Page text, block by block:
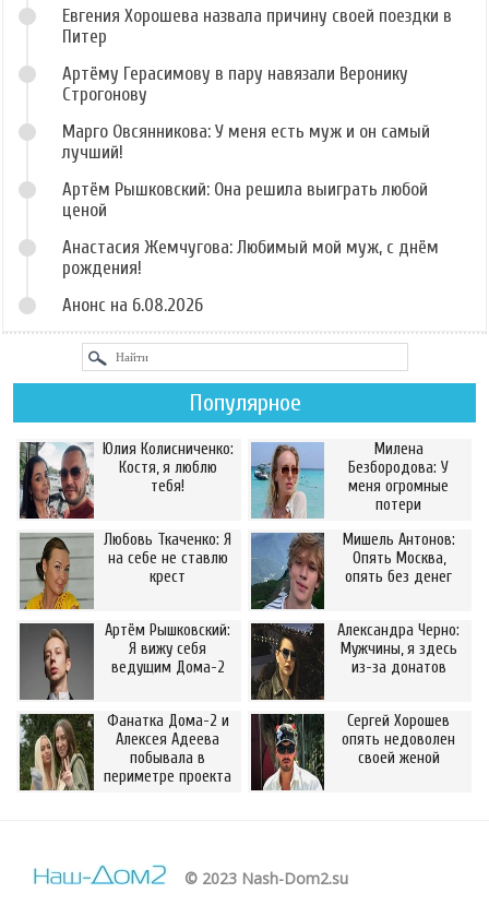
Евгения Хорошева назвала причину своей поездки в
Питер
Артёму Герасимову в пару навязали Веронику
Строгонову
Марго Овсянникова: У меня есть муж и он самый
лучший!
Артём Рышковский: Она решила выиграть любой
ценой
Анастасия Жемчугова: Любимый мой муж, с днём
рождения!
Анонс на 6.08.2026
Популярное
Юлия Колисниченко:
Костя, я люблю
тебя!
Милена
Безбородова: У
меня огромные
потери
Любовь Ткаченко: Я
на себе не ставлю
крест
Мишель Антонов:
Опять Москва,
опять без денег
Артём Рышковский:
Я вижу себя
ведущим Дома-2
Александра Черно:
Мужчины, я здесь
из-за донатов
Фанатка Дома-2 и
Алексея Адеева
побывала в
периметре проекта
Сергей Хорошев
опять недоволен
своей женой
© 2023 Nash-Dom2.su